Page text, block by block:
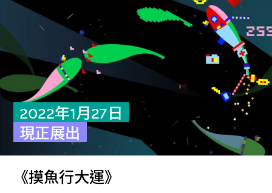
2022年1月27日
現正展出
《摸魚行大運》